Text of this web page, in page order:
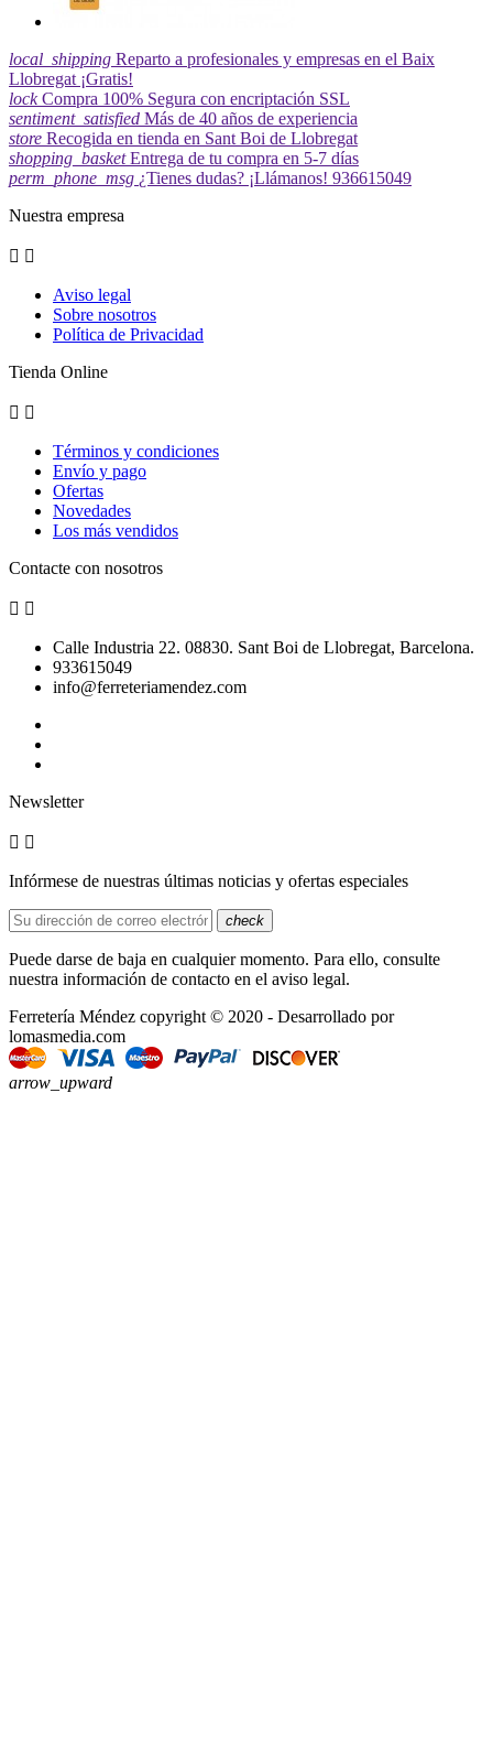
local_shipping Reparto a profesionales y empresas en el Baix
Llobregat ¡Gratis!
lock Compra 100% Segura con encriptación SSL
sentiment_satisfied Más de 40 años de experiencia
store Recogida en tienda en Sant Boi de Llobregat
shopping_basket Entrega de tu compra en 5-7 días
perm_phone_msg ¿Tienes dudas? ¡Llámanos! 936615049
Nuestra empresa
 
Aviso legal
Sobre nosotros
Política de Privacidad
Tienda Online
 
Términos y condiciones
Envío y pago
Ofertas
Novedades
Los más vendidos
Contacte con nosotros
 
Calle Industria 22. 08830. Sant Boi de Llobregat, Barcelona.
933615049
info@ferreteriamendez.com
Newsletter
 
Infórmese de nuestras últimas noticias y ofertas especiales
check
Puede darse de baja en cualquier momento. Para ello, consulte
nuestra información de contacto en el aviso legal.
Ferretería Méndez copyright © 2020 - Desarrollado por
lomasmedia.com
arrow_upward